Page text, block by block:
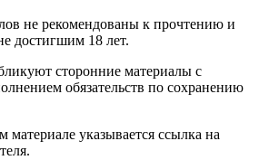
не рекомендованы к прочтению и
достигшим 18 лет.
сторонние материалы с
обязательств по сохранению
указывается ссылка на